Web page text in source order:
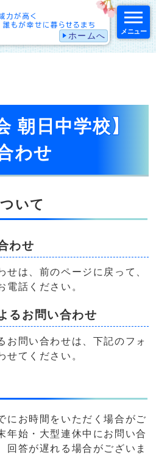
ホームへ メニュー
朝日中学校】
わせ
いて
わせ
せは、前のページに戻って、
電話ください。
るお問い合わせ
お問い合わせは、下記のフォ
せてください。
にお時間をいただく場合がご
年始・大型連休中にお問い合
回答が遅れる場合がございま